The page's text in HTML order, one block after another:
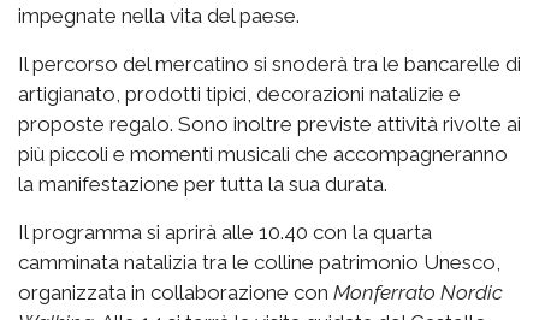
impegnate nella vita del paese.
Il percorso del mercatino si snoderà tra le bancarelle di
artigianato, prodotti tipici, decorazioni natalizie e
proposte regalo. Sono inoltre previste attività rivolte ai
più piccoli e momenti musicali che accompagneranno
la manifestazione per tutta la sua durata.
Il programma si aprirà alle 10.40 con la quarta
camminata natalizia tra le colline patrimonio Unesco,
organizzata in collaborazione con Monferrato Nordic